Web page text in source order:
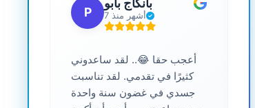
P
بانكاج بابو
7 أشهر منذ
أعجب حقا 😂.. لقد ساعدوني
كثيرًا في تقدمي. لقد تناسبت
جسدي في غضون سنة واحدة